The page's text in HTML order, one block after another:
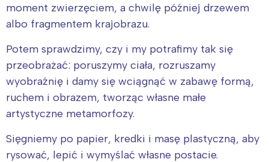
moment zwierzęciem, a chwilę później drzewem
albo fragmentem krajobrazu.
Potem sprawdzimy, czy i my potrafimy tak się
przeobrażać: poruszymy ciała, rozruszamy
wyobraźnię i damy się wciągnąć w zabawę formą,
ruchem i obrazem, tworząc własne małe
artystyczne metamorfozy.
Sięgniemy po papier, kredki i masę plastyczną, aby
rysować, lepić i wymyślać własne postacie.